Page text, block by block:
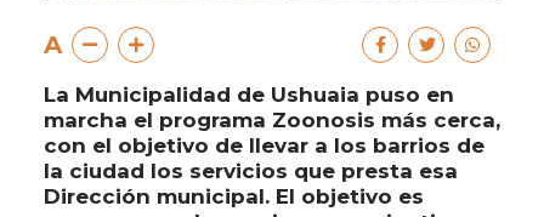
A
La Municipalidad de Ushuaia puso en
marcha el programa Zoonosis más cerca,
con el objetivo de llevar a los barrios de
la ciudad los servicios que presta esa
Dirección municipal. El objetivo es